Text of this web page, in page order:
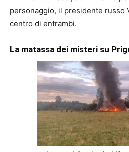
personaggio, il presidente russo
centro di entrambi.
La matassa dei misteri su